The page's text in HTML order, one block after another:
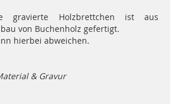
gravierte Holzbrettchen ist aus
von Buchenholz gefertigt.
hierbei abweichen.
& Gravur